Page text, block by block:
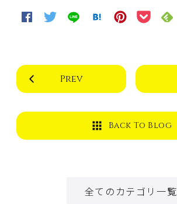
Prev
Back To Blog
全てのカテゴリ一覧